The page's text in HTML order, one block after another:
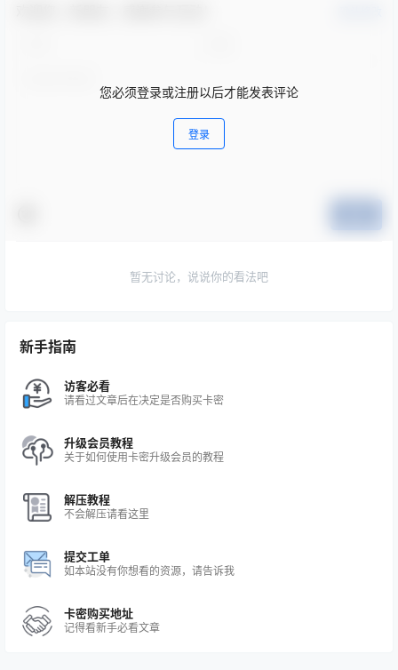
您必须登录或注册以后才能发表评论
登录
暂无讨论，说说你的看法吧
新手指南
访客必看
请看过文章后在决定是否购买卡密
升级会员教程
关于如何使用卡密升级会员的教程
解压教程
不会解压请看这里
提交工单
如本站没有你想看的资源，请告诉我
卡密购买地址
记得看新手必看文章